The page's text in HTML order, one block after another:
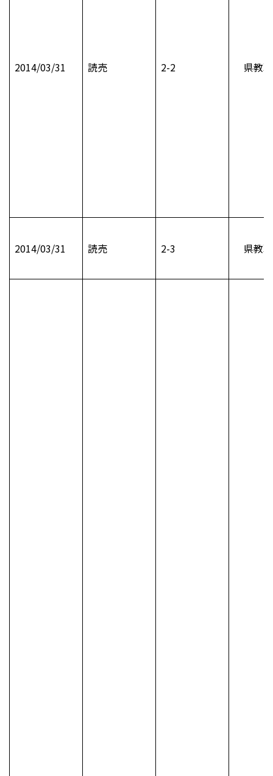
2014/03/31 読売 2-2 県教
2014/03/31 読売 2-3 県教